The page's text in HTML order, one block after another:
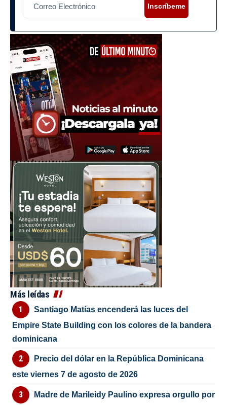
Inscríbeme
Más leídas
Santiago Matías encenderá las luces del
Empire State Building con los colores de la bandera
dominicana
Precio del dólar en la República Dominicana
este viernes 7 de agosto de 2026
Madre de Marileidy Paulino expresa orgullo por